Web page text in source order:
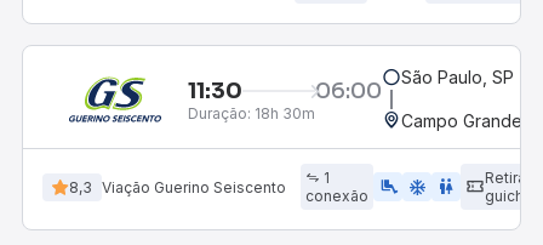
11:30 06:00
Duração: 18h 30m
São Paulo, SP -
Campo Grande,
8,3 Viação Guerino Seiscento
1
conexão
airline_seat_legroom_extra ac_unit WC
Retirada
guichê